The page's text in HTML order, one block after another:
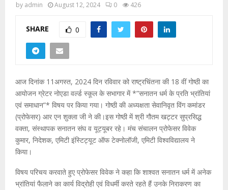
by admin August 12, 2024 0 426
SHARE 0
आज दिनांक 11अगस्त, 2024 दिन रविवार को राष्ट्रचिंतना की 18 वीं गोष्ठी का
आयोजन ग्रेटर नोएडा वर्ल्ड स्कूल के सभागार में *”सनातन धर्म के प्रति भ्रांतियां
एवं समाधान”* विषय पर किया गया। गोष्ठी की अध्यक्षता सेवानिवृत विंग कमांडर
(प्रोफेसर) आर एन शुक्ला जी ने की।इस गोष्ठी में श्री गौतम खट्टर सुप्रसिद्ध
वक्ता, संस्थापक सनातन संघ व यूट्यूबर रहे। मंच संचालन प्रोफेसर विवेक
कुमार, निदेशक, एमिटी इंस्टिट्यूट ऑफ टेक्नोलॉजी, एमिटी विश्वविद्यालय ने
किया।
विषय परिचय करवाते हुए प्रोफेसर विवेक ने कहा कि शाश्वत सनातन धर्म में अनेक
भ्रांतियां फैलाने का कार्य विद्रोही एवं विधर्मी करते रहते हैं उनके निराकरण का